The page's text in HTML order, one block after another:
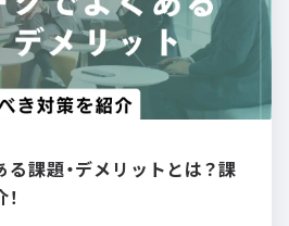
課題・デメリットとは？課